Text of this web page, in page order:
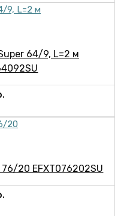
64/9, L=2 м
20 EFXT076202SU